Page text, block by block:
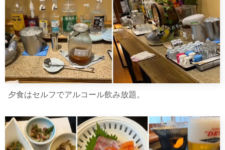
夕食はセルフでアルコール飲み放題。